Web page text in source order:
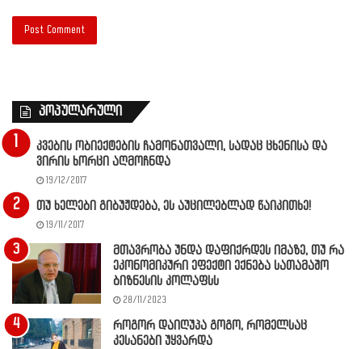
პოპულარული
კვების ობიექტების ჩამონათვალი, სადაც ცხენისა და
ვირის ხორცი აღმოჩნდა
19/12/2017
თუ ხელები გიბუჟდება, ეს აუცილებლად წაიკითხე!
19/11/2017
მთავრობა უნდა დაფიქრდეს იმაზე, თუ რა
ეკონომიკური ეფექტი ექნება სათამაშო
ბიზნესის კოლაფსს
28/11/2023
როგორ დაიღუპა გოგო, რომელსაც
კესანები უყვარდა